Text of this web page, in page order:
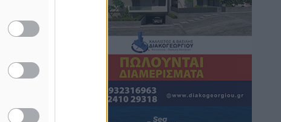
Hotels – Χατζηλαζάρου – Προχωρά
καινούργιο ξενοδοχείο στην Κω
Τοπικές Ειδήσεις• πριν 4 ώρες
Αυτοκίνητο μπήκε παράνομα σε
μονόδρομο στο Μαστιχάρι –
Αναποδογύρισε όχημα με μητέρα και